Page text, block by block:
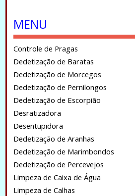
MENU
Controle de Pragas
Dedetização de Baratas
Dedetização de Morcegos
Dedetização de Pernilongos
Dedetização de Escorpião
Desratizadora
Desentupidora
Dedetização de Aranhas
Dedetização de Marimbondos
Dedetização de Percevejos
Limpeza de Caixa de Água
Limpeza de Calhas